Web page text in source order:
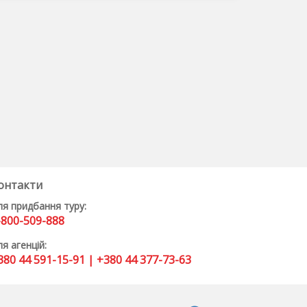
придбання туру:
509-888
агенцій:
44 591-15-91 | +380 44 377-73-63